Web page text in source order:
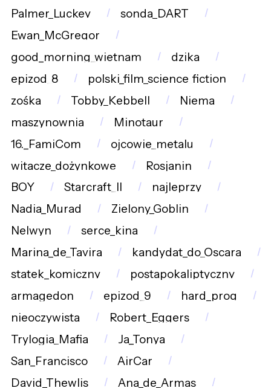
Palmer_Luckey
sonda_DART
Ewan_McGregor
good_morning_wietnam
dzika
epizod_8
polski_film_science_fiction
zośka
Tobby_Kebbell
Niema
maszynownia
Minotaur
16._FamiCom
ojcowie_metalu
witacze_dożynkowe
Rosjanin
BOY
Starcraft_II
najleprzy
Nadia_Murad
Zielony_Goblin
Nelwyn
serce_kina
Marina_de_Tavira
kandydat_do_Oscara
statek_komiczny
postapokaliptyczny
armagedon
epizod_9
hard_prog
nieoczywista
Robert_Eggers
Trylogia_Mafia
Ja_Tonya
San_Francisco
AirCar
David_Thewlis
Ana_de_Armas